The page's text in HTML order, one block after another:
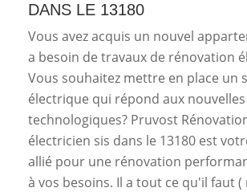
DANS LE 13180
Vous avez acquis un nouvel
a besoin de travaux de rénovation
Vous souhaitez mettre en place un
électrique qui répond aux nouvelles
technologiques? Pruvost
électricien sis dans le 13180 est
allié pour une rénovation
à vos besoins. Il a tout ce qu'il faut (